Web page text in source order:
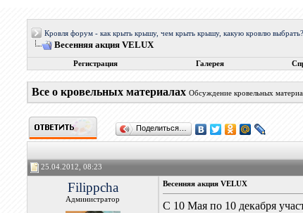
Кровля форум - как крыть крышу, чем крыть крышу, какую кровлю выбрать?
Весенняя акция VELUX
Регистрация Галерея
Все о кровельных материалах Обсуждение кровельных
Поделиться…
25.04.2012, 08:23
Filippcha
Администратор
Весенняя акция VELUX
С 10 Мая по 10 декабря